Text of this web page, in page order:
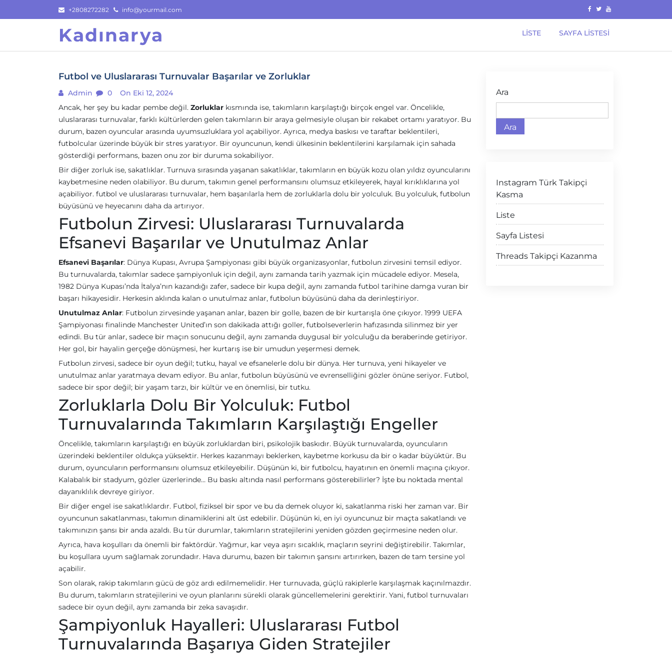
to
+2808272282 info@yourmail.com
Kadınarya LISTE SAYFA LISTESI
Futbol ve Uluslararası Turnuvalar Başarılar ve Zorluklar
Admin 0
On Eki 12, 2024
Ancak, her şey bu kadar pembe değil. Zorluklar kısmında ise, takımların karşılaştığı birçok engel var. Öncelikle,
uluslararası turnuvalar, farklı kültürlerden gelen takımların bir araya gelmesiyle oluşan bir rekabet ortamı yaratıyor. Bu
durum, bazen oyuncular arasında uyumsuzluklara yol açabiliyor. Ayrıca, medya baskısı ve taraftar beklentileri,
futbolcular üzerinde büyük bir stres yaratıyor. Bir oyuncunun, kendi ülkesinin beklentilerini karşılamak için sahada
gösterdiği performans, bazen onu zor bir duruma sokabiliyor.
Bir diğer zorluk ise, sakatlıklar. Turnuva sırasında yaşanan sakatlıklar, takımların en büyük kozu olan yıldız oyuncularını
kaybetmesine neden olabiliyor. Bu durum, takımın genel performansını olumsuz etkileyerek, hayal kırıklıklarına yol
açabiliyor. futbol ve uluslararası turnuvalar, hem başarılarla hem de zorluklarla dolu bir yolculuk. Bu yolculuk, futbolun
büyüsünü ve heyecanını daha da artırıyor.
Futbolun Zirvesi: Uluslararası Turnuvalarda
Efsanevi Başarılar ve Unutulmaz Anlar
Efsanevi Başarılar: Dünya Kupası, Avrupa Şampiyonası gibi büyük organizasyonlar, futbolun zirvesini temsil ediyor.
Bu turnuvalarda, takımlar sadece şampiyonluk için değil, aynı zamanda tarih yazmak için mücadele ediyor. Mesela,
1982 Dünya Kupası’nda İtalya’nın kazandığı zafer, sadece bir kupa değil, aynı zamanda futbol tarihine damga vuran bir
başarı hikayesidir. Herkesin aklında kalan o unutulmaz anlar, futbolun büyüsünü daha da derinleştiriyor.
Unutulmaz Anlar: Futbolun zirvesinde yaşanan anlar, bazen bir golle, bazen de bir kurtarışla öne çıkıyor. 1999 UEFA
Şampiyonası finalinde Manchester United’ın son dakikada attığı goller, futbolseverlerin hafızasında silinmez bir yer
edindi. Bu tür anlar, sadece bir maçın sonucunu değil, aynı zamanda duygusal bir yolculuğu da beraberinde getiriyor.
Her gol, bir hayalin gerçeğe dönüşmesi, her kurtarış ise bir umudun yeşermesi demek.
Futbolun zirvesi, sadece bir oyun değil; tutku, hayal ve efsanelerle dolu bir dünya. Her turnuva, yeni hikayeler ve
unutulmaz anlar yaratmaya devam ediyor. Bu anlar, futbolun büyüsünü ve evrenselliğini gözler önüne seriyor. Futbol,
sadece bir spor değil; bir yaşam tarzı, bir kültür ve en önemlisi, bir tutku.
Zorluklarla Dolu Bir Yolculuk: Futbol
Turnuvalarında Takımların Karşılaştığı Engeller
Öncelikle, takımların karşılaştığı en büyük zorluklardan biri, psikolojik baskıdır. Büyük turnuvalarda, oyuncuların
üzerindeki beklentiler oldukça yüksektir. Herkes kazanmayı beklerken, kaybetme korkusu da bir o kadar büyüktür. Bu
durum, oyuncuların performansını olumsuz etkileyebilir. Düşünün ki, bir futbolcu, hayatının en önemli maçına çıkıyor.
Kalabalık bir stadyum, gözler üzerlerinde… Bu baskı altında nasıl performans gösterebilirler? İşte bu noktada mental
dayanıklılık devreye giriyor.
Bir diğer engel ise sakatlıklardır. Futbol, fiziksel bir spor ve bu da demek oluyor ki, sakatlanma riski her zaman var. Bir
oyuncunun sakatlanması, takımın dinamiklerini alt üst edebilir. Düşünün ki, en iyi oyuncunuz bir maçta sakatlandı ve
takımınızın şansı bir anda azaldı. Bu tür durumlar, takımların stratejilerini yeniden gözden geçirmesine neden olur.
Ayrıca, hava koşulları da önemli bir faktördür. Yağmur, kar veya aşırı sıcaklık, maçların seyrini değiştirebilir. Takımlar,
bu koşullara uyum sağlamak zorundadır. Hava durumu, bazen bir takımın şansını artırırken, bazen de tam tersine yol
açabilir.
Son olarak, rakip takımların gücü de göz ardı edilmemelidir. Her turnuvada, güçlü rakiplerle karşılaşmak kaçınılmazdır.
Bu durum, takımların stratejilerini ve oyun planlarını sürekli olarak güncellemelerini gerektirir. Yani, futbol turnuvaları
sadece bir oyun değil, aynı zamanda bir zeka savaşıdır.
Şampiyonluk Hayalleri: Uluslararası Futbol
Turnuvalarında Başarıya Giden Stratejiler
Ara
Ara
Instagram Türk Takipçi
Kasma
Liste
Sayfa Listesi
Threads Takipçi Kazanma